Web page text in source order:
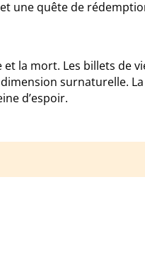
une quête de
la mort. Les billets de
surnaturelle.
d’espoir.
musso/que-